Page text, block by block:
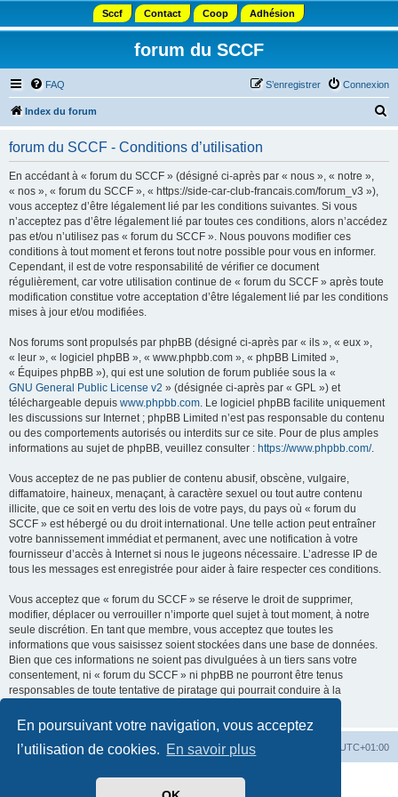
En poursuivant votre navigation, vous acceptez
l’utilisation de cookies. En savoir plus
Sccf Contact Coop Adhésion
forum du SCCF
FAQ Connexion
S’enregistrer
Index du forum
forum du SCCF - Conditions d’utilisation
En accédant à « forum du SCCF » (désigné ci-après par « nous », « notre »,
« nos », « forum du SCCF », « https://side-car-club-francais.com/forum_v3 »),
vous acceptez d’être légalement lié par les conditions suivantes. Si vous
n’acceptez pas d’être légalement lié par toutes ces conditions, alors n’accédez
pas et/ou n’utilisez pas « forum du SCCF ». Nous pouvons modifier ces
conditions à tout moment et ferons tout notre possible pour vous en informer.
Cependant, il est de votre responsabilité de vérifier ce document
régulièrement, car votre utilisation continue de « forum du SCCF » après toute
modification constitue votre acceptation d’être légalement lié par les conditions
mises à jour et/ou modifiées.
Nos forums sont propulsés par phpBB (désigné ci-après par « ils », « eux »,
« leur », « logiciel phpBB », « www.phpbb.com », « phpBB Limited »,
« Équipes phpBB »), qui est une solution de forum publiée sous la «
GNU General Public License v2 » (désignée ci-après par « GPL ») et
téléchargeable depuis www.phpbb.com. Le logiciel phpBB facilite uniquement
les discussions sur Internet ; phpBB Limited n’est pas responsable du contenu
ou des comportements autorisés ou interdits sur ce site. Pour de plus amples
informations au sujet de phpBB, veuillez consulter : https://www.phpbb.com/.
Vous acceptez de ne pas publier de contenu abusif, obscène, vulgaire,
diffamatoire, haineux, menaçant, à caractère sexuel ou tout autre contenu
illicite, que ce soit en vertu des lois de votre pays, du pays où « forum du
SCCF » est hébergé ou du droit international. Une telle action peut entraîner
votre bannissement immédiat et permanent, avec une notification à votre
fournisseur d’accès à Internet si nous le jugeons nécessaire. L’adresse IP de
tous les messages est enregistrée pour aider à faire respecter ces conditions.
Vous acceptez que « forum du SCCF » se réserve le droit de supprimer,
modifier, déplacer ou verrouiller n’importe quel sujet à tout moment, à notre
seule discrétion. En tant que membre, vous acceptez que toutes les
informations que vous saisissez soient stockées dans une base de données.
Bien que ces informations ne soient pas divulguées à un tiers sans votre
consentement, ni « forum du SCCF » ni phpBB ne pourront être tenus
responsables de toute tentative de piratage qui pourrait conduire à la
Index du forum UTC+01:00
Développé parphpBB® Forum Software © phpBB Limited
Traduit par